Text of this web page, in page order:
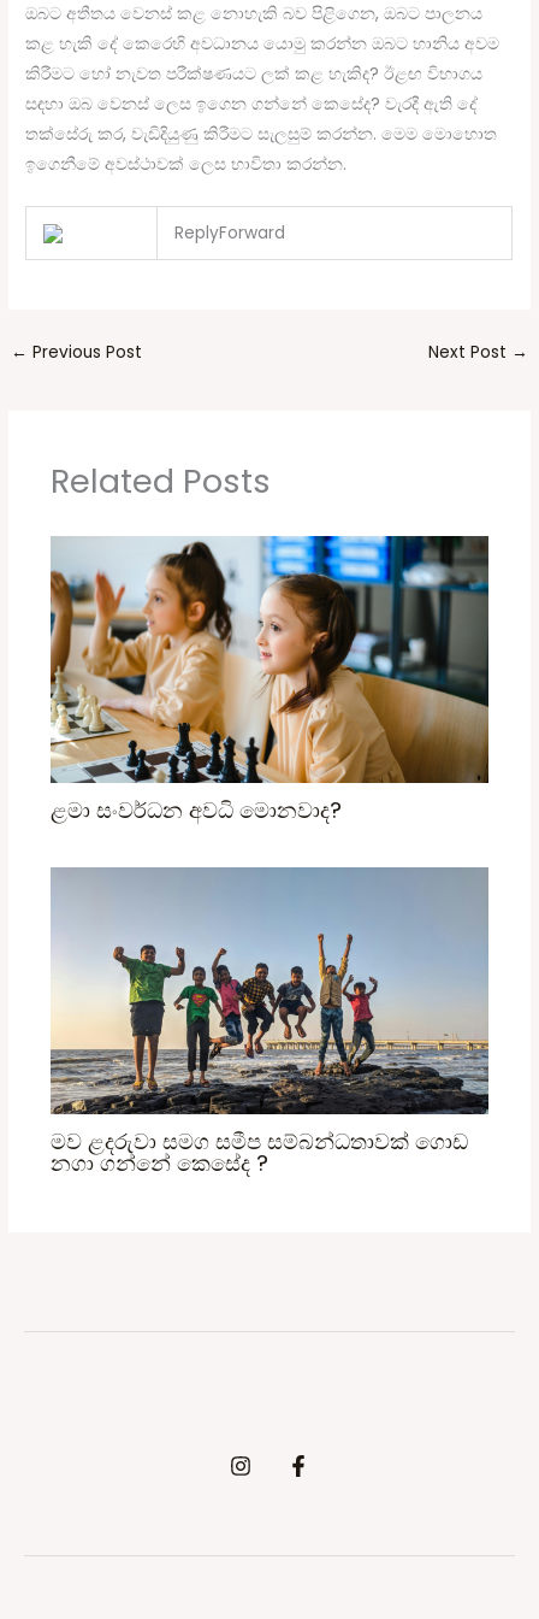
ඔබට අතීතය වෙනස් කළ නොහැකි බව පිළිගෙන, ඔබට පාලනය
කළ හැකි දේ කෙරෙහි අවධානය යොමු කරන්න ඔබට හානිය අවම
කිරීමට හෝ නැවත පරීක්ෂණයට ලක් කළ හැකිද? ඊළඟ විභාගය
සඳහා ඔබ වෙනස් ලෙස ඉගෙන ගන්නේ කෙසේද? වැරදී ඇති දේ
තක්සේරු කර, වැඩිදියුණු කිරීමට සැලසුම් කරන්න. මෙම මොහොත
ඉගෙනීමේ අවස්ථාවක් ලෙස භාවිතා කරන්න.
ReplyForward
← Previous Post Next Post →
Related Posts
ළමා සංවර්ධන අවධි මොනවාද?
මව ළදරුවා සමග සමීප සම්බන්ධතාවක් ගොඩ
නගා ගන්නේ කෙසේද ?